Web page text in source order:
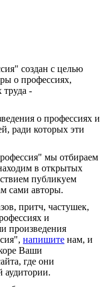
создан c целью
о профессиях,
-
о профессиях и
ради которых эти
мы отбираем
в открытых
публикуем
сами авторы.
притч, частушек,
и
произведения
напишите нам, и
Ваши
где они
аудитории.